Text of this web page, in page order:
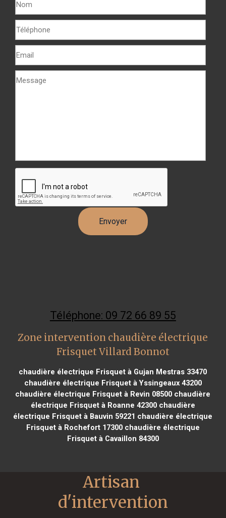
Téléphone: 09 72 66 89 55
Zone intervention chaudière électrique
Frisquet Villard Bonnot
chaudière électrique Frisquet à Gujan Mestras 33470
chaudière électrique Frisquet à Yssingeaux 43200
chaudière électrique Frisquet à Revin 08500 chaudière
électrique Frisquet à Roanne 42300chaudière
électrique Frisquet à Bauvin 59221 chaudière électrique
Frisquet à Rochefort 17300chaudière électrique
Frisquet à Cavaillon 84300
Artisan
d'intervention